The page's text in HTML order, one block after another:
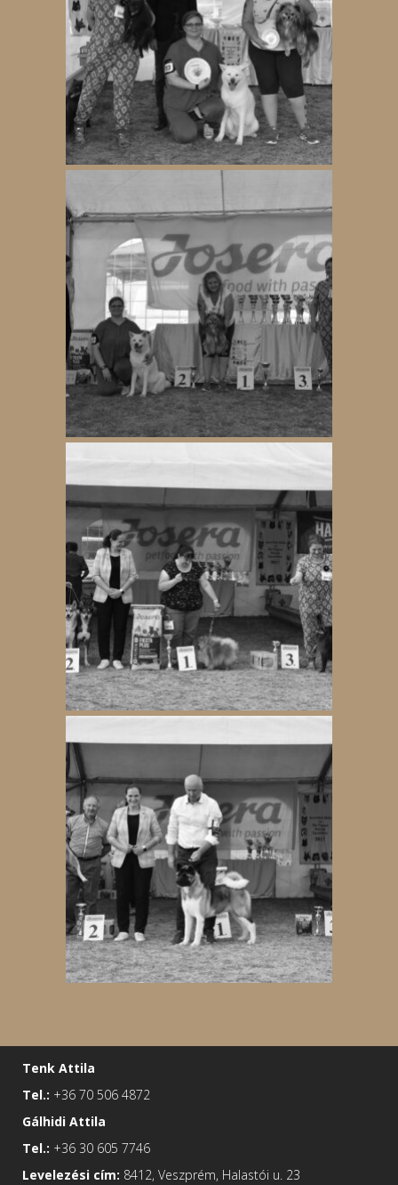
Tenk Attila
Tel.: +36 70 506 4872
Gálhidi Attila
Tel.: +36 30 605 7746
Levelezési cím: 8412, Veszprém, Halastói u. 23